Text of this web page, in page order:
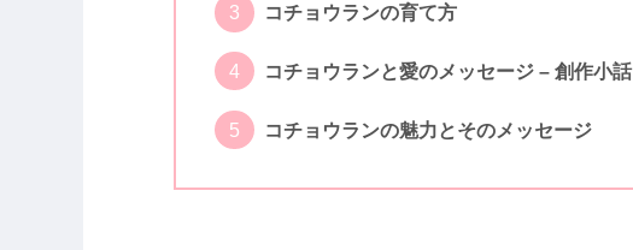
コチョウランの育て方
コチョウランと愛のメッセージ – 創作小話
コチョウランの魅力とそのメッセージ